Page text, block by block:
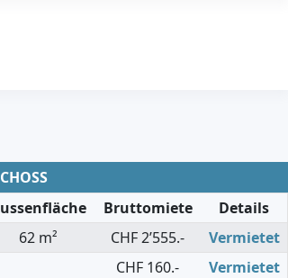
Bruttomiete
Details
62 m² CHF 2’555.-
Vermietet
CHF 160.- Vermietet